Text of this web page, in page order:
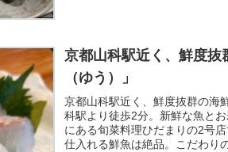
京都山科駅近く、鮮度
（ゆう）」
京都山科駅近く、鮮度抜群の海
科駅より徒歩2分。新鮮な魚と
にある旬菜料理ひだまりの2号
仕入れる鮮魚は絶品。こだわり